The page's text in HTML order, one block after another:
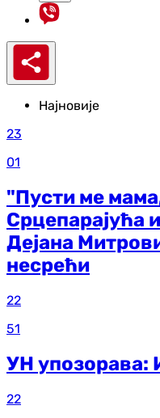
Најновије
23
01
"Пусти ме
Срцепарајућа
Дејана
несрећи
22
51
УН упозорава:
22